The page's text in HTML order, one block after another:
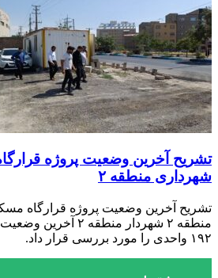
شهرداری منطقه ۲
منطقه ۲ شهردار
۱۹۲ واحدی را مورد بررسی قرار داد.